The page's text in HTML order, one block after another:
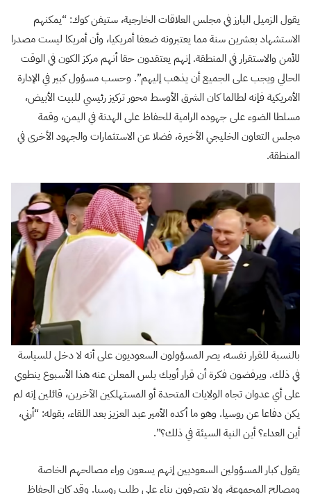
يقول الزميل البارز في مجلس العلاقات الخارجية، ستيفن كوك: “يمكنهم
الاستشهاد بعشرين سنة مما يعتبرونه ضعفا أمريكيا، وأن أمريكا ليست مصدرا
للأمن والاستقرار في المنطقة. إنهم يعتقدون حقا أنهم مركز الكون في الوقت
الحالي ويجب على الجميع أن يذهب إليهم”. وحسب مسؤول كبير في الإدارة
الأمريكية فإنه لطالما كان الشرق الأوسط محور تركيز رئيسي للبيت الأبيض،
مسلطا الضوء على جهوده الرامية للحفاظ على الهدنة في اليمن، وقمة
مجلس التعاون الخليجي الأخيرة، فضلا عن الاستثمارات والجهود الأخرى في
المنطقة.
بالنسبة للقرار نفسه، يصر المسؤولون السعوديون على أنه لا دخل للسياسة
في ذلك. ويرفضون فكرة أن قرار أوبك بلس المعلن عنه هذا الأسبوع ينطوي
على أي عدوان تجاه الولايات المتحدة أو المستهلكين الآخرين، قائلين إنه لم
يكن دفاعا عن روسيا. وهو ما أكده الأمير عبد العزيز بعد اللقاء، بقوله: “أرني،
أين العداء؟ أين النية السيئة في ذلك؟”.
يقول كبار المسؤولين السعوديين إنهم يسعون وراء مصالحهم الخاصة
ومصالح المجموعة، ولا يتصرفون بناء على طلب روسيا. وقد كان الحفاظ